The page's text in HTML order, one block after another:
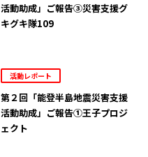
活動助成」ご報告③災害支援グ
キグキ隊109
活動レポート
第２回「能登半島地震災害支援
活動助成」ご報告①王子プロジ
ェクト